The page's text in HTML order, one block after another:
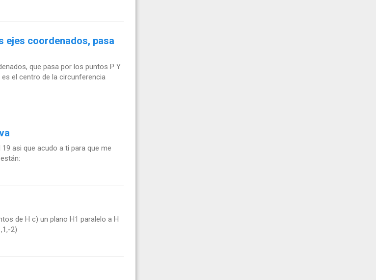
ejes coordenados, pasa
que pasa por los puntos P Y
el centro de la circunferencia
asi que acudo a ti para que me
de H c) un plano H1 paralelo a H
2)